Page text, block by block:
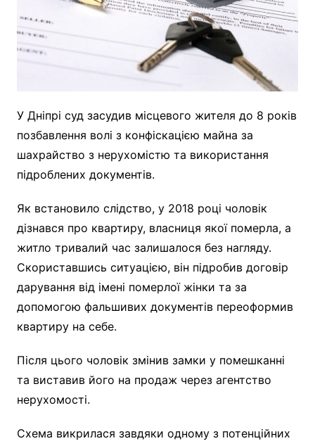
У Дніпрі суд засудив місцевого жителя до 8 років
позбавлення волі з конфіскацією майна за
шахрайство з нерухомістю та використання
підроблених документів.
Як встановило слідство, у 2018 році чоловік
дізнався про квартиру, власниця якої померла, а
житло тривалий час залишалося без нагляду.
Скориставшись ситуацією, він підробив договір
дарування від імені померлої жінки та за
допомогою фальшивих документів переоформив
квартиру на себе.
Після цього чоловік змінив замки у помешканні
та виставив його на продаж через агентство
нерухомості.
Схема викрилася завдяки одному з потенційних